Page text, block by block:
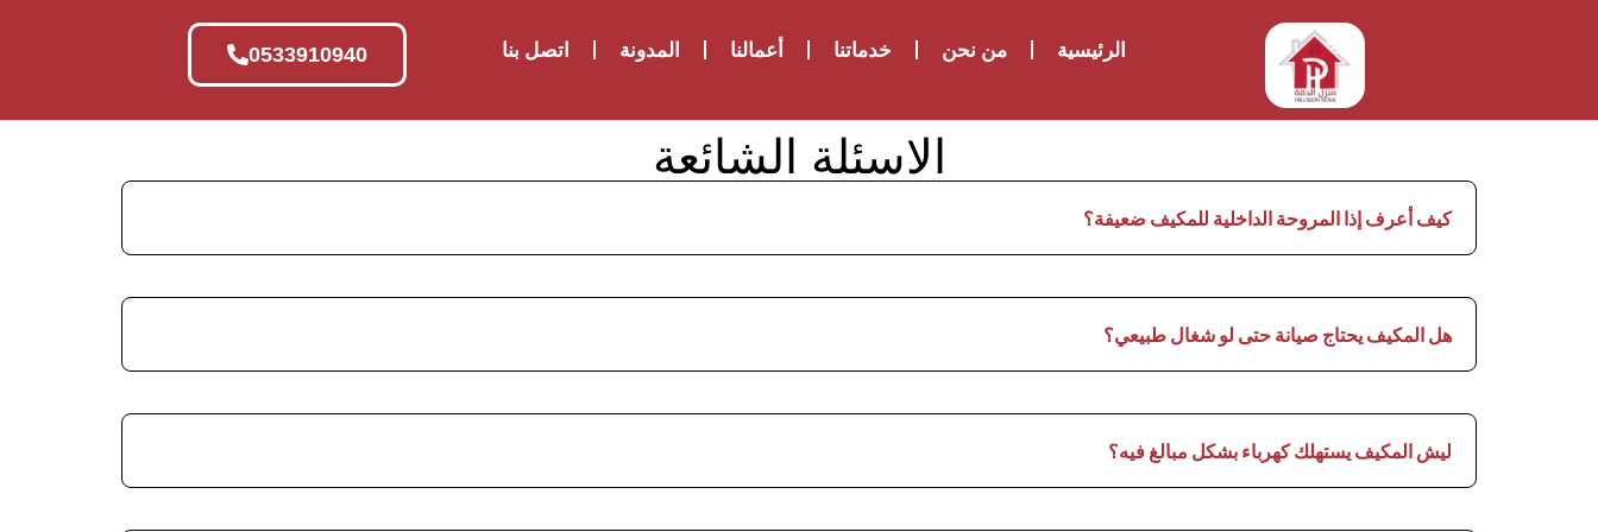
الرئيسية من نحن خدماتنا أعمالنا المدونة اتصل بنا 0533910940
الاسئلة الشائعة
كيف أعرف إذا المروحة الداخلية للمكيف ضعيفة؟
هل المكيف يحتاج صيانة حتى لو شغال طبيعي؟
ليش المكيف يستهلك كهرباء بشكل مبالغ فيه؟